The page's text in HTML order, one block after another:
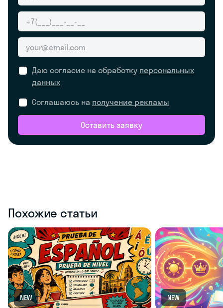
Даю согласие на обработку персональных
данных
Соглашаюсь на получение рекламы
Оставить заявку
Похожие статьи
NEW NEW